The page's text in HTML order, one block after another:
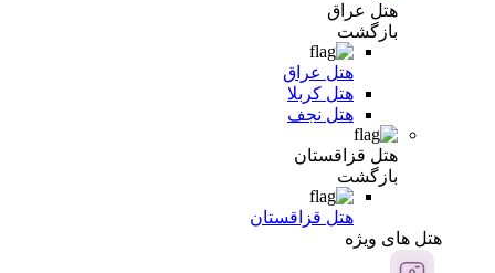
هتل عراق
بازگشت
هتل عراق
هتل کربلا
هتل نجف
هتل قزاقستان
بازگشت
هتل قزاقستان
هتل های ویژه